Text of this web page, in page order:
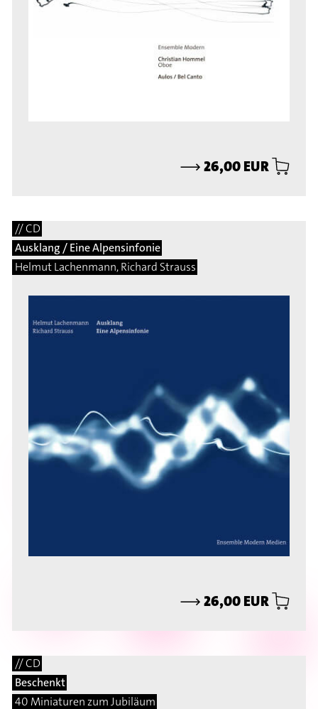
⟶26,00 EUR
// CD
Ausklang / Eine Alpensinfonie
Helmut Lachenmann, Richard Strauss
⟶26,00 EUR
// CD
Beschenkt
40 Miniaturen zum Jubiläum